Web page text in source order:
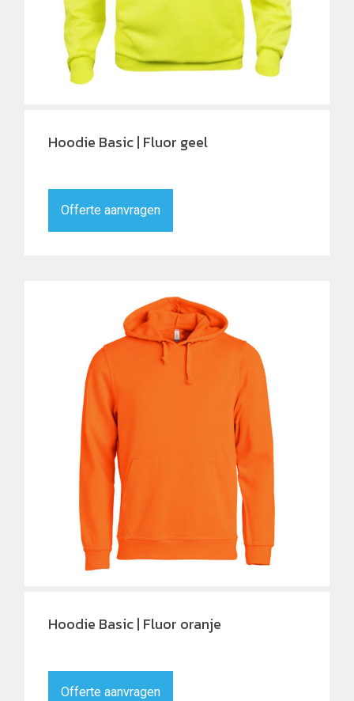
Hoodie Basic | Fluor geel
Offerte aanvragen
Hoodie Basic | Fluor oranje
Offerte aanvragen